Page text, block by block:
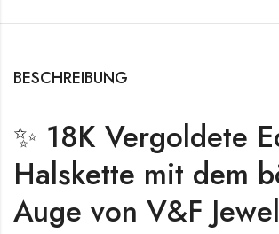
BESCHREIBUNG
✨ 18K Vergoldete
Halskette mit dem
Auge von V&F